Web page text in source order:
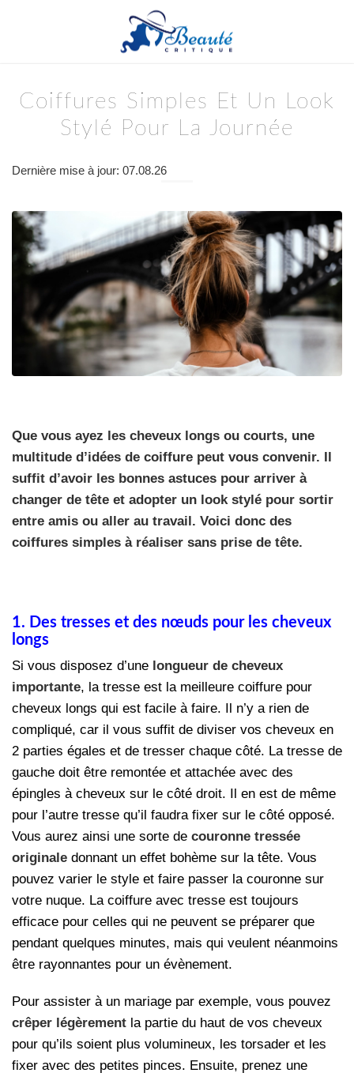
Coiffures Simples Et Un Look
Stylé Pour La Journée
Dernière mise à jour: 07.08.26
Que vous ayez les cheveux longs ou courts, une
multitude d’idées de coiffure peut vous convenir. Il
suffit d’avoir les bonnes astuces pour arriver à
changer de tête et adopter un look stylé pour sortir
entre amis ou aller au travail. Voici donc des
coiffures simples à réaliser sans prise de tête.
1. Des tresses et des nœuds pour les cheveux
longs
Si vous disposez d’une longueur de cheveux
importante, la tresse est la meilleure coiffure pour
cheveux longs qui est facile à faire. Il n’y a rien de
compliqué, car il vous suffit de diviser vos cheveux en
2 parties égales et de tresser chaque côté. La tresse de
gauche doit être remontée et attachée avec des
épingles à cheveux sur le côté droit. Il en est de même
pour l’autre tresse qu’il faudra fixer sur le côté opposé.
Vous aurez ainsi une sorte de couronne tressée
originale donnant un effet bohème sur la tête. Vous
pouvez varier le style et faire passer la couronne sur
votre nuque. La coiffure avec tresse est toujours
efficace pour celles qui ne peuvent se préparer que
pendant quelques minutes, mais qui veulent néanmoins
être rayonnantes pour un évènement.
Pour assister à un mariage par exemple, vous pouvez
crêper légèrement la partie du haut de vos cheveux
pour qu’ils soient plus volumineux, les torsader et les
fixer avec des petites pinces. Ensuite, prenez une